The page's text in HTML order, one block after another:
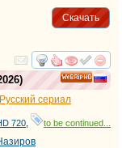
Скачать
смотреть
HD
Русский сериал
720 to be continued...